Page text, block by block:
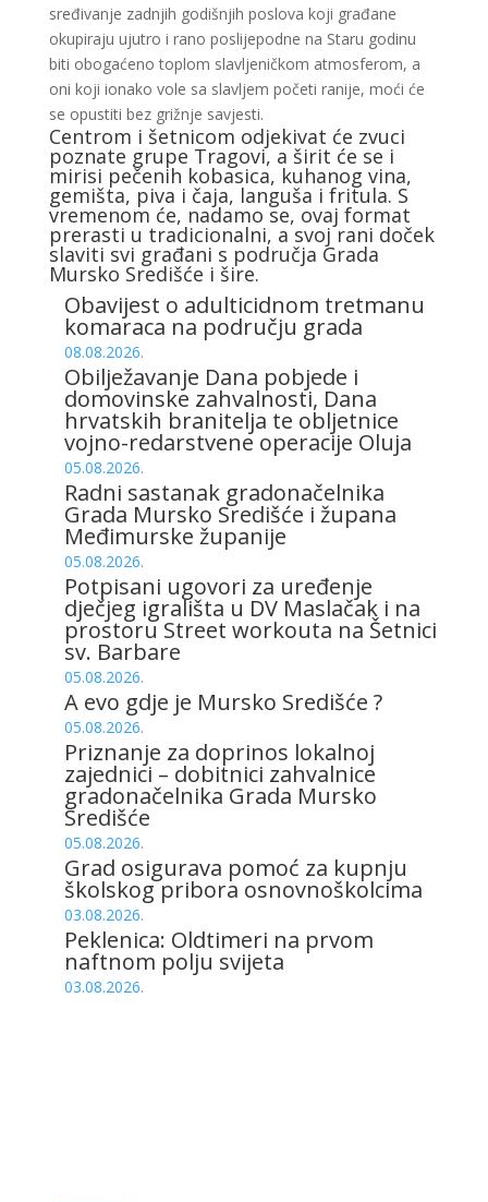
sređivanje zadnjih godišnjih poslova koji građane
okupiraju ujutro i rano poslijepodne na Staru godinu
biti obogaćeno toplom slavljeničkom atmosferom, a
oni koji ionako vole sa slavljem početi ranije, moći će
se opustiti bez grižnje savjesti.
Centrom i šetnicom odjekivat će zvuci
poznate grupe Tragovi, a širit će se i
mirisi pečenih kobasica, kuhanog vina,
gemišta, piva i čaja, languša i fritula. S
vremenom će, nadamo se, ovaj format
prerasti u tradicionalni, a svoj rani doček
slaviti svi građani s područja Grada
Mursko Središće i šire.
Obavijest o adulticidnom tretmanu
komaraca na području grada
08.08.2026.
Obilježavanje Dana pobjede i
domovinske zahvalnosti, Dana
hrvatskih branitelja te obljetnice
vojno-redarstvene operacije Oluja
05.08.2026.
Radni sastanak gradonačelnika
Grada Mursko Središće i župana
Međimurske županije
05.08.2026.
Potpisani ugovori za uređenje
dječjeg igrališta u DV Maslačak i na
prostoru Street workouta na Šetnici
sv. Barbare
05.08.2026.
A evo gdje je Mursko Središće ?
05.08.2026.
Priznanje za doprinos lokalnoj
zajednici – dobitnici zahvalnice
gradonačelnika Grada Mursko
Središće
05.08.2026.
Grad osigurava pomoć za kupnju
školskog pribora osnovnoškolcima
03.08.2026.
Peklenica: Oldtimeri na prvom
naftnom polju svijeta
03.08.2026.